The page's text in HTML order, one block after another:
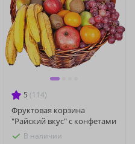
5 (114)
Фруктовая корзина
"Райский вкус" с конфетами
В наличии